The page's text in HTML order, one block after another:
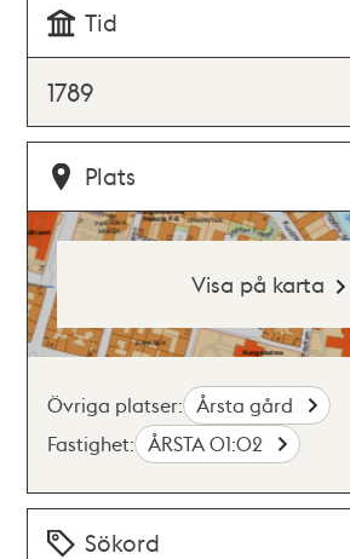
Tid
1789
Plats
Visa på karta
Övriga platser: Årsta gård
Fastighet: ÅRSTA 01:02
Sökord